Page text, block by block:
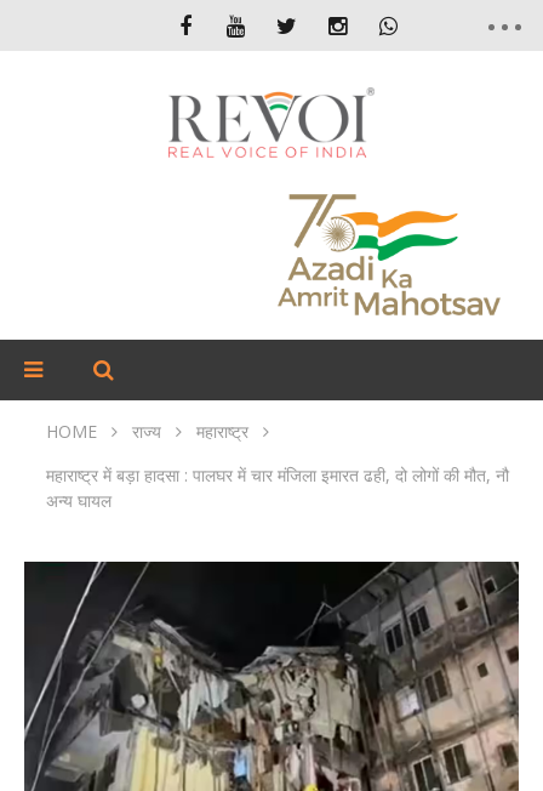
HOME राज्य
महाराष्ट्र
महाराष्ट्र में बड़ा हादसा : पालघर में चार मंजिला इमारत ढही, दो लोगों की मौत, नौ
अन्य घायल